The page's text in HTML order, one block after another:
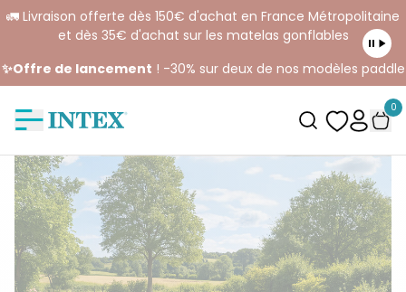
🚛 Livraison offerte dès 150€ d'achat en France Métropolitaine
et dès 35€ d'achat sur les matelas gonflables
✨Offre de lancement ! -30% sur deux de nos modèles paddle
0